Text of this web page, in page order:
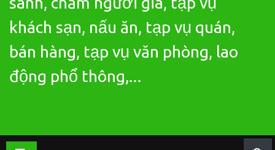
khách sạn, nấu ăn, tạp vụ quán,
bán hàng, tạp vụ văn phòng, lao
động phổ thông,...